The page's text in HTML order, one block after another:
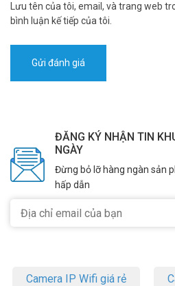
Lưu tên của tôi, email, và trang web
bình luận kế tiếp của tôi.
ĐĂNG KÝ NHẬN TIN
NGÀY
Đừng bỏ lỡ hàng ngàn sản
hấp dẫn
Camera IP Wifi giá rẻ